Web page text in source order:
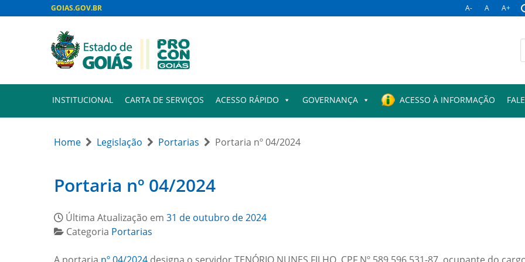
GOIAS.GOV.BR A- A A+
INSTITUCIONAL CARTA DE SERVIÇOS ACESSO RÁPIDO GOVERNANÇA ACESSO À INFORMAÇÃO
Home Legislação Portarias Portaria nº 04/2024
Portaria nº 04/2024
Última Atualização em 31 de outubro de 2024
Categoria Portarias